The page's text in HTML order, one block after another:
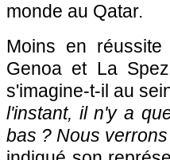
monde au Qatar.
Moins en
Genoa et La
s'imagine-t-il au
l'instant, il n'y a
bas ? Nous